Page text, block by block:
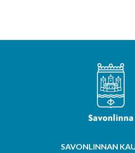
SAVONLINNAN